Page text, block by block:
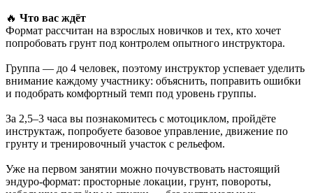
🔥 Что вас ждёт
Формат рассчитан на взрослых новичков и тех, кто хочет
попробовать грунт под контролем опытного инструктора.
Группа — до 4 человек, поэтому инструктор успевает уделить
внимание каждому участнику: объяснить, поправить ошибки
и подобрать комфортный темп под уровень группы.
За 2,5–3 часа вы познакомитесь с мотоциклом, пройдёте
инструктаж, попробуете базовое управление, движение по
грунту и тренировочный участок с рельефом.
Уже на первом занятии можно почувствовать настоящий
эндуро-формат: просторные локации, грунт, повороты,